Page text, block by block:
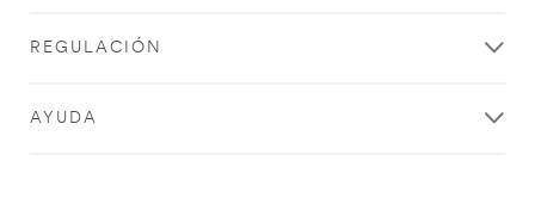
REGULACIÓN
AYUDA